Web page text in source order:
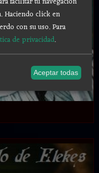
Haciendo click en
con su uso.Para
de privacidad.
Aceptar todas